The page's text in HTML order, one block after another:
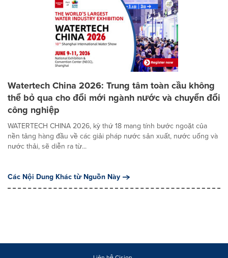
Watertech China 2026: Trung tâm toàn cầu không
thể bỏ qua cho đổi mới ngành nước và chuyển đổi
công nghiệp
WATERTECH CHINA 2026, kỳ thứ 18 mang tính bước ngoặt của
nền tảng hàng đầu về các giải pháp nước sản xuất, nước uống và
nước thải, sẽ diễn ra từ...
Các Nội Dung Khác từ Nguồn Này